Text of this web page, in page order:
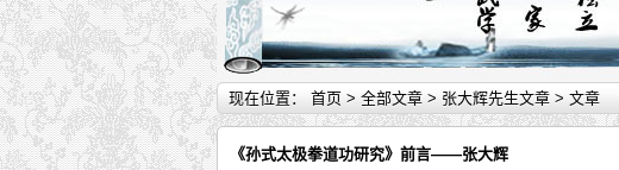
现在位置： 首页 > 全部文章 > 张大辉先生文章 > 文章
《孙式太极拳道功研究》前言——张大辉